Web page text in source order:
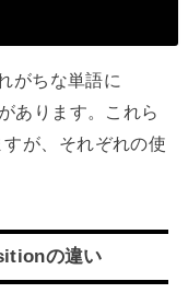
がちな単語に
あります。これら
が、それぞれの使
の違い